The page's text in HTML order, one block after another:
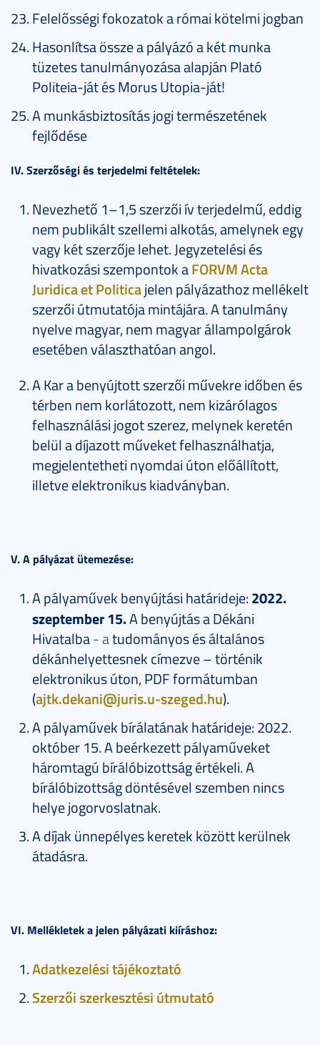
Felelősségi fokozatok a római kötelmi jogban
Hasonlítsa össze a pályázó a két munka
tüzetes tanulmányozása alapján Plató
Politeia-ját és Morus Utopia-ját!
A munkásbiztosítás jogi természetének
fejlődése
IV. Szerzőségi és terjedelmi feltételek:
Nevezhető 1–1,5 szerzői ív terjedelmű, eddig
nem publikált szellemi alkotás, amelynek egy
vagy két szerzője lehet. Jegyzetelési és
hivatkozási szempontok aFORVM Acta
Juridica et Politicajelen pályázathoz mellékelt
szerzői útmutatója mintájára. A tanulmány
nyelve magyar, nem magyar állampolgárok
esetében választhatóan angol.
A Kar a benyújtott szerzői művekre időben és
térben nem korlátozott, nem kizárólagos
felhasználási jogot szerez, melynek keretén
belül a díjazott műveket felhasználhatja,
megjelentetheti nyomdai úton előállított,
illetve elektronikus kiadványban.
V. A pályázat ütemezése:
A pályaművek benyújtási határideje: 2022.
szeptember 15.A benyújtás a Dékáni
Hivatalba- atudományos és általános
dékánhelyettesnek címezve – történik
elektronikus úton, PDF formátumban
(ajtk.dekani@juris.u-szeged.hu).
A pályaművek bírálatának határideje: 2022.
október 15. A beérkezett pályaműveket
háromtagú bírálóbizottság értékeli. A
bírálóbizottság döntésével szemben nincs
helye jogorvoslatnak.
A díjak ünnepélyes keretek között kerülnek
átadásra.
VI. Mellékletek a jelen pályázati kiíráshoz:
Adatkezelési tájékoztató
Szerzői szerkesztési útmutató